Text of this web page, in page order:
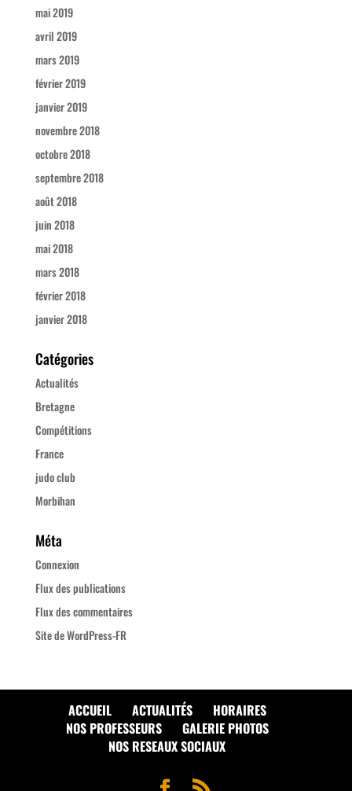
mai 2019
avril 2019
mars 2019
février 2019
janvier 2019
novembre 2018
octobre 2018
septembre 2018
août 2018
juin 2018
mai 2018
mars 2018
février 2018
janvier 2018
Catégories
Actualités
Bretagne
Compétitions
France
judo club
Morbihan
Méta
Connexion
Flux des publications
Flux des commentaires
Site de WordPress-FR
ACCUEIL ACTUALITÉS
HORAIRES
NOS PROFESSEURS
GALERIE PHOTOS
NOS RESEAUX SOCIAUX